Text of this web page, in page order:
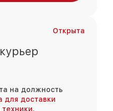
Открыта
на должность
для доставки